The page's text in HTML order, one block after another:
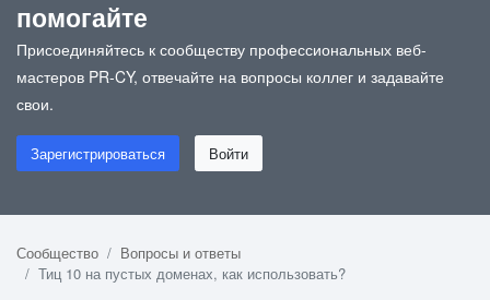
помогайте
Присоединяйтесь к сообществу профессиональных веб-
мастеров PR-CY, отвечайте на вопросы коллег и задавайте
свои.
Зарегистрироваться Войти
Сообщество
Вопросы и ответы
Тиц 10 на пустых доменах, как использовать?